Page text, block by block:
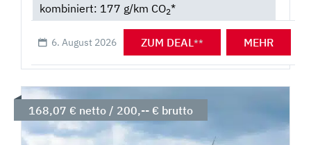
kombiniert: 177 g/km CO2*
6. August 2026 ZUM DEAL** MEHR
168,07 € netto / 200,-- € brutto